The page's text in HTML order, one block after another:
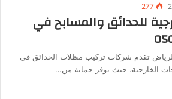
277
للحدائق والمسابح في
تقدم شركات تركيب مظلات الحدائق في
الخارجية، حيث توفر حماية من…